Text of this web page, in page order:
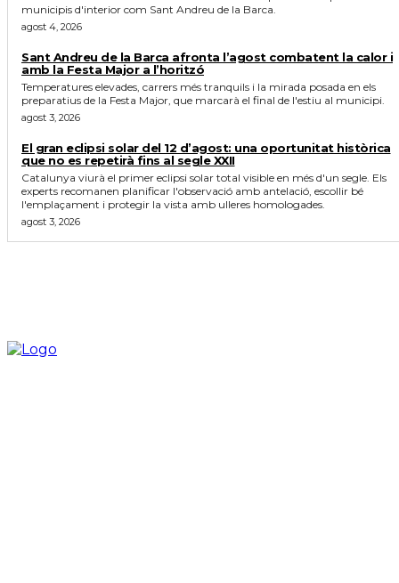
municipis d'interior com Sant Andreu de la Barca.
agost 4, 2026
Sant Andreu de la Barca afronta l’agost combatent la calor i
amb la Festa Major a l’horitzó
Temperatures elevades, carrers més tranquils i la mirada posada en els
preparatius de la Festa Major, que marcarà el final de l'estiu al municipi.
agost 3, 2026
El gran eclipsi solar del 12 d’agost: una oportunitat històrica
que no es repetirà fins al segle XXII
Catalunya viurà el primer eclipsi solar total visible en més d'un segle. Els
experts recomanen planificar l'observació amb antelació, escollir bé
l'emplaçament i protegir la vista amb ulleres homologades.
agost 3, 2026